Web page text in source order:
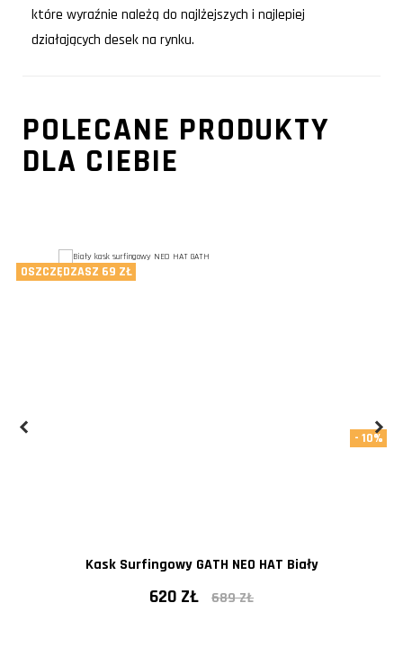
które wyraźnie należą do najlżejszych i najlepiej
działających desek na rynku.
POLECANE PRODUKTY
DLA CIEBIE
Kask Surfingowy GATH NEO HAT Biały
620 ZŁ 689 ZŁ
OSZCZĘDZASZ 69 ZŁ
- 10%